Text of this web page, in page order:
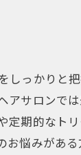
しっかりと
アサロンで
定期的なト
お悩みがあ